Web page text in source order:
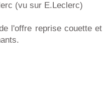
(vu sur E.Leclerc)
l'offre reprise couette et